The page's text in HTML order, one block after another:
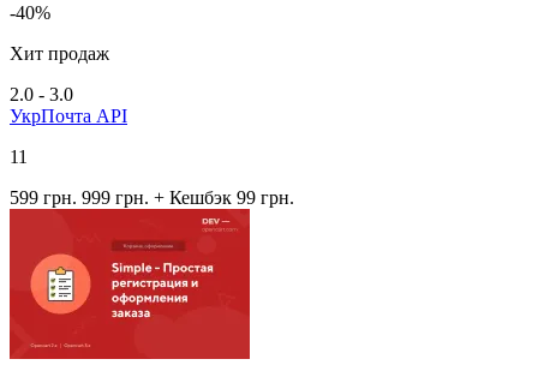
-40%
Хит продаж
2.0 - 3.0
УкрПочта API
11
599 грн. 999 грн. + Кешбэк 99 грн.